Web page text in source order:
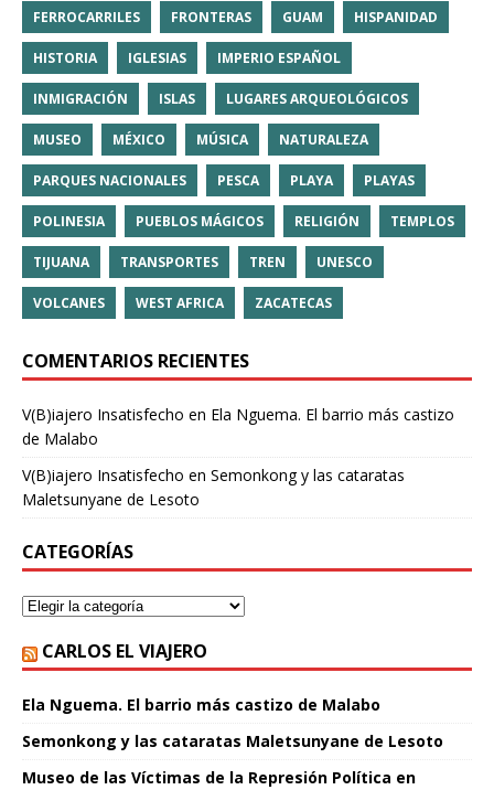
FERROCARRILES FRONTERAS GUAM HISPANIDAD
HISTORIA IGLESIAS IMPERIO ESPAÑOL
INMIGRACIÓN ISLAS LUGARES ARQUEOLÓGICOS
MUSEO MÉXICO MÚSICA NATURALEZA
PARQUES NACIONALES PESCA PLAYA PLAYAS
POLINESIA PUEBLOS MÁGICOS RELIGIÓN TEMPLOS
TIJUANA TRANSPORTES TREN UNESCO
VOLCANES WEST AFRICA ZACATECAS
COMENTARIOS RECIENTES
V(B)iajero Insatisfecho en Ela Nguema. El barrio más castizo
de Malabo
V(B)iajero Insatisfecho en Semonkong y las cataratas
Maletsunyane de Lesoto
CATEGORÍAS
CARLOS EL VIAJERO
Ela Nguema. El barrio más castizo de Malabo
Semonkong y las cataratas Maletsunyane de Lesoto
Museo de las Víctimas de la Represión Política en